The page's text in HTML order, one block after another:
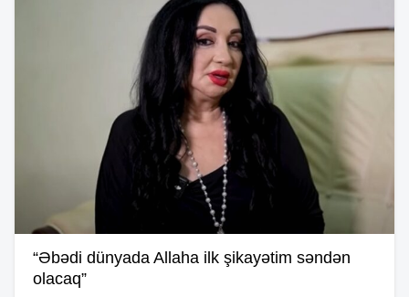
“Əbədi dünyada Allaha ilk şikayətim səndən
olacaq”